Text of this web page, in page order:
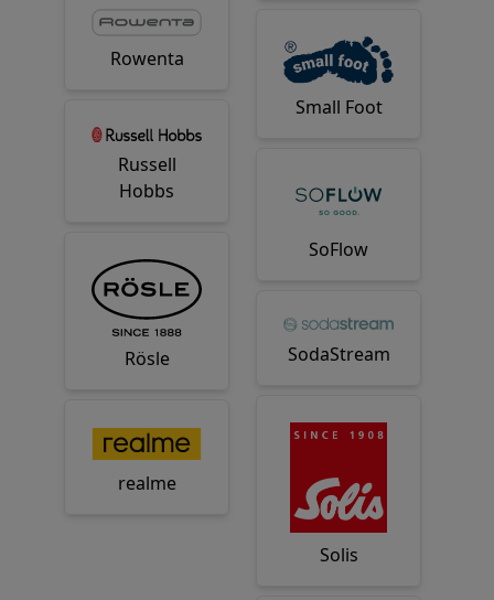
Rowenta
Russell
Hobbs
Rösle
realme
Small Foot
SoFlow
SodaStream
Solis